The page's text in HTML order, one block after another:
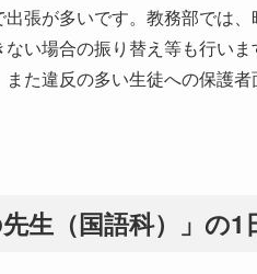
張が多いです。教務部では
ない場合の振り替え等も行い
た違反の多い生徒への保護者
先生（国語科）」の